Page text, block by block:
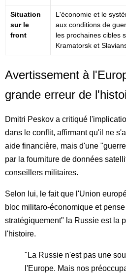
Situation
sur le
front
L'économie et le
aux conditions de
les prochaines cibles
Kramatorsk et
Avertissement à
grande erreur de
Dmitri Peskov a critiqué
dans le conflit, affirmant qu'il ne
aide financière, mais d'une
par la fourniture de données
conseillers militaires.
Selon lui, le fait que l'Union
bloc militaro-économique et
stratégiquement" la Russie est la
l'histoire.
"La Russie n'est pas une
l'Europe. Mais nos